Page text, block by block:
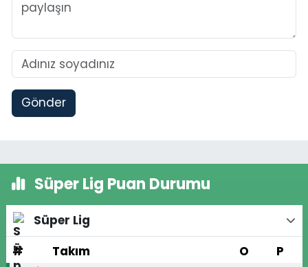
Gönder
Süper Lig Puan Durumu
Süper Lig
#
Takım O P